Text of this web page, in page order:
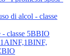
di alcol - classe
- classe 5BBIO